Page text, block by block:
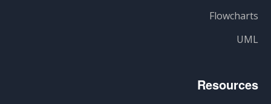
Flowcharts
UML
Resources